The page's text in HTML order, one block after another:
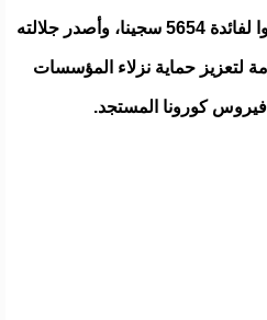
السجون، أصدر جلالة الملك عفوا لفائدة 5654 سجينا، وأصدر جلالته
لتعزيز حماية نزلاء المؤسسات
فيروس كورونا المستجد.